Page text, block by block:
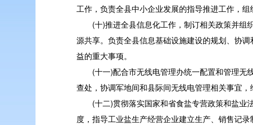
工作，负责全县中小企业发展的指导推进工作，组
(十)推进全县信息化工作，制订相关政策并
源共享。负责全县信息基础设施建设的规划、协
益的重大事项。
(十一)配合市无线电管理办统一配置和管理
查处，协调军地间和县际间无线电管理相关事宜
(十二)贯彻落实国家和省食盐专营政策和盐
度，指导工业盐生产经营企业建立生产、销售记录